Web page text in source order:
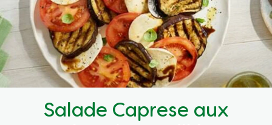
Recettes par Ingrédient
Recettes par Occasion
Recettes par Type de Plat
Salade Caprese aux